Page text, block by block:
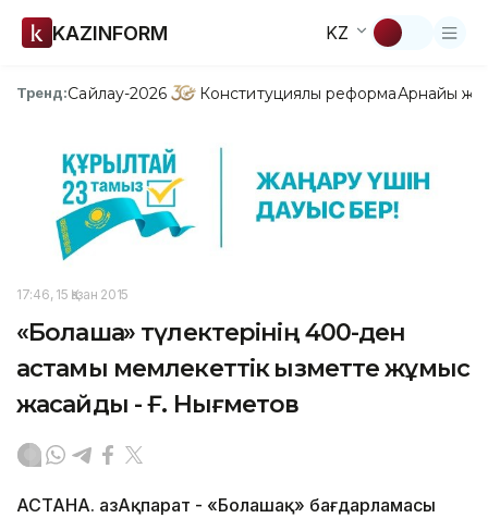
KAZINFORM KZ
Тренд:Сайлау-2026 Конституциялық реформаАрнайы
17:46, 15 Қазан 2015
«Болашақ» түлектерінің 400-ден
астамы мемлекеттік қызметте жұмыс
жасайды - Ғ. Нығметов
АСТАНА. ҚазАқпарат - «Болашақ» бағдарламасы